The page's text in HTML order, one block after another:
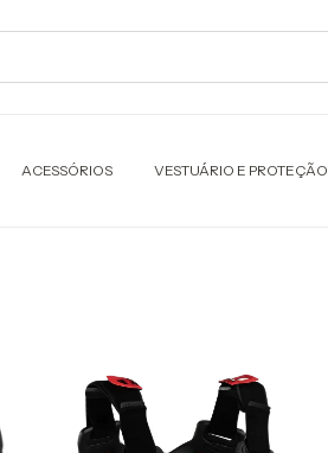
ACESSÓRIOS VESTUÁRIO E PROTEÇÃO